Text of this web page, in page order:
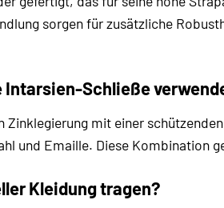
sorgen für zusätzliche
Intarsien-Schließe
mit einer
und Emaille. Diese Kombination
Kleidung tragen?